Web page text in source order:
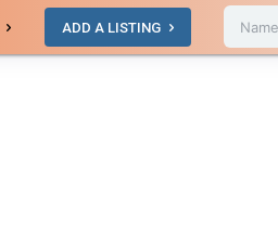
ADD A LISTING